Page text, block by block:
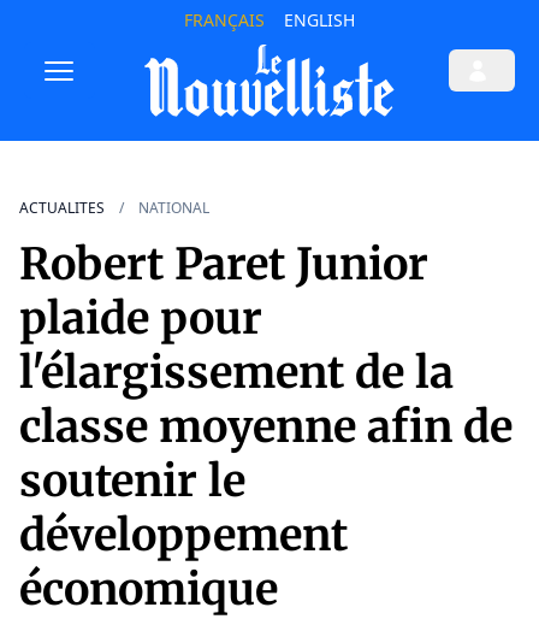
FRANÇAIS ENGLISH
ACTUALITES NATIONAL
Robert Paret Junior
plaide pour
l'élargissement de la
classe moyenne afin de
soutenir le
développement
économique